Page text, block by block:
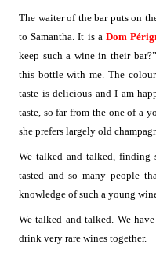
The waiter of the bar puts on
to Samantha. It is aDom
keep such a wine in their
this bottle with me. The
taste is delicious and I am
taste, so far from the one of a
she prefers largely old
We talked and talked, finding
tasted and so many people
knowledge of such a young
We talked and talked. We
drink very rare wines together.